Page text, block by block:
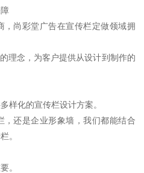
，尚彩堂广告在宣传栏定做领域拥
理念，为客户提供从设计到制作的
样化的宣传栏设计方案。
，还是企业形象墙，我们都能结合
。
。